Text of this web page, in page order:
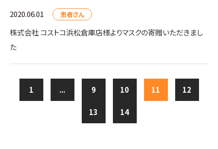
2020.06.01 患者さん
株式会社 コストコ浜松倉庫店様よりマスクの寄贈いただきまし
た
1 ... 9 10 11 12
13 14